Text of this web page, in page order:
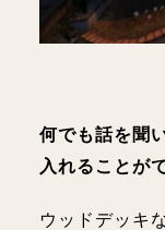
何でも話を聞
入れることが
ウッドデッキ